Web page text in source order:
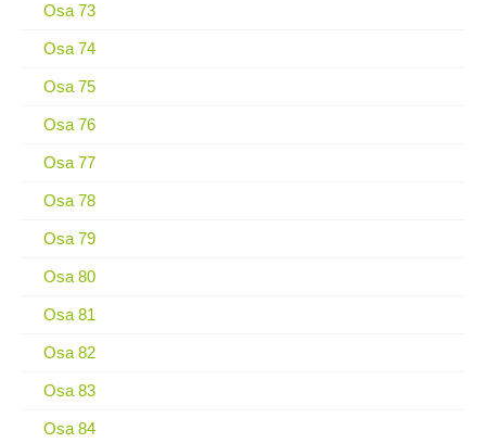
Osa 73
Osa 74
Osa 75
Osa 76
Osa 77
Osa 78
Osa 79
Osa 80
Osa 81
Osa 82
Osa 83
Osa 84